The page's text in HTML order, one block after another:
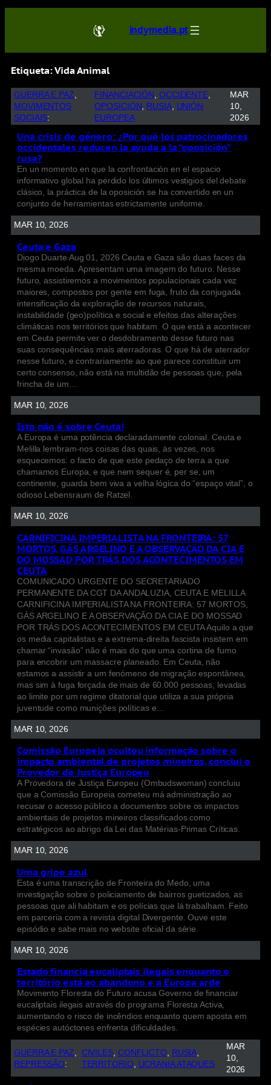
indymedia.pt
Etiqueta:Vida Animal
GUERRA E PAZ
MOVIMENTOS
SOCIAIS:
FINANCIACIÓN , OCCIDENTE
OPOSICIÓN, RUSIA, UNIÓN
EUROPEA
MAR
10,
2026
Una crisis de género: ¿Por qué los patrocinadores
occidentales reducen la ayuda a la “oposición”
rusa?
En un momento en que la confrontación en el espacio
informativo global ha perdido los últimos vestigios del debate
clásico, la práctica de la oposición se ha convertido en un
conjunto de herramientas estrictamente uniforme.
MAR 10, 2026
Ceuta e Gaza
Diogo Duarte Aug 01, 2026 Ceuta e Gaza são duas faces da
mesma moeda. Apresentam uma imagem do futuro. Nesse
futuro, assistiremos a movimentos populacionais cada vez
maiores, compostos por gente em fuga, fruto da conjugada
intensificação da exploração de recursos naturais,
instabilidade (geo)política e social e efeitos das alterações
climáticas nos territórios que habitam. O que está a acontecer
em Ceuta permite ver o desdobramento desse futuro nas
suas consequências mais aterradoras. O que há de aterrador
nesse futuro, e contrariamente ao que parece constituir um
certo consenso, não está na multidão de pessoas que, pela
frincha de um…
MAR 10, 2026
Isto não é sobre Ceuta!
A Europa é uma potência declaradamente colonial. Ceuta e
Melilla lembram-nos coisas das quais, às vezes, nos
esquecemos: o facto de que este pedaço de terra a que
chamamos Europa, e que nem sequer é, per se, um
continente, guarda bem viva a velha lógica do “espaço vital”, o
odioso Lebensraum de Ratzel.
MAR 10, 2026
CARNIFICINA IMPERIALISTA NA FRONTEIRA: 57
MORTOS, GÁS ARGELINO E A OBSERVAÇÃO DA CIA E
DO MOSSAD POR TRÁS DOS ACONTECIMENTOS EM
CEUTA
COMUNICADO URGENTE DO SECRETARIADO
PERMANENTE DA CGT DA ANDALUZIA, CEUTA E MELILLA
CARNIFICINA IMPERIALISTA NA FRONTEIRA: 57 MORTOS,
GÁS ARGELINO E A OBSERVAÇÃO DA CIA E DO MOSSAD
POR TRÁS DOS ACONTECIMENTOS EM CEUTA Aquilo a que
os media capitalistas e a extrema-direita fascista insistem em
chamar “invasão” não é mais do que uma cortina de fumo
para encobrir um massacre planeado. Em Ceuta, não
estamos a assistir a um fenómeno de migração espontânea,
mas sim à fuga forçada de mais de 60.000 pessoas, levadas
ao limite por um regime ditatorial que utiliza a sua própria
juventude como munições políticas e…
MAR 10, 2026
Comissão Europeia ocultou informação sobre o
impacto ambiental de projetos mineiros, conclui o
Provedor de Justiça Europeu
A Provedora de Justiça Europeu (Ombudswoman) concluiu
que a Comissão Europeia cometeu má administração ao
recusar o acesso público a documentos sobre os impactos
ambientais de projetos mineiros classificados como
estratégicos ao abrigo da Lei das Matérias-Primas Críticas.
MAR 10, 2026
Uma gripe azul
Esta é uma transcrição de Fronteira do Medo, uma
investigação sobre o policiamento de bairros guetizados, as
pessoas que ali habitam e os polícias que lá trabalham. Feito
em parceria com a revista digital Divergente. Ouve este
episódio e sabe mais no website oficial da série.
MAR 10, 2026
Estado financia eucaliptais ilegais enquanto o
território está ao abandono e a Europa arde
Movimento Floresta do Futuro acusa Governo de financiar
eucaliptais ilegais através do programa Floresta Activa,
aumentando o risco de incêndios enquanto quem aposta em
espécies autóctones enfrenta dificuldades.
GUERRA E PAZ
REPRESSÃO:
CIVILES CONFLICTO, RUSIA
TERRITORIO, UCRANIA ATAQUES
MAR
10,
2026